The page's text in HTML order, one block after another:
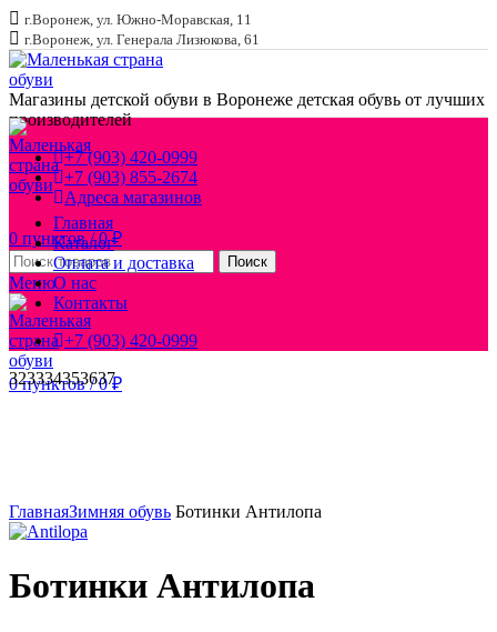
г.Воронеж, ул. Южно-Моравская, 11
г.Воронеж, ул. Генерала Лизюкова, 61
Магазины детской обуви в Воронеже детская обувь от лучших
производителей
+7 (903) 420-0999
+7 (903) 855-2674
Адреса магазинов
0 пунктов / 0₽
Поиск
Меню
0пунктов / 0₽
Главная
Каталог
Оплата и доставка
О нас
Контакты
+7 (903) 420-0999
323334353637
ГлавнаяЗимняя обувь Ботинки Антилопа
Ботинки Антилопа